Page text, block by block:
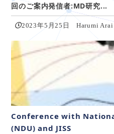
回のご案内発信者:MD研究...
2023年5月25日 Harumi Arai
Conference with
(NDU) and JISS